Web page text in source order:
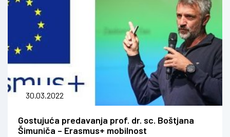
30.03.2022
Gostujuća predavanja prof. dr. sc. Boštjana
Šimuniča – Erasmus+ mobilnost